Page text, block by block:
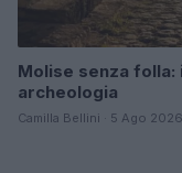
Molise senza
archeologia
Camilla Bellini · 5 Ago 2026